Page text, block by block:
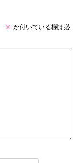
※ が付いている欄は必